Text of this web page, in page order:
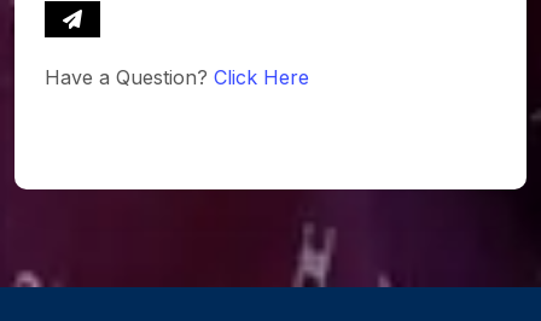
Have a Question? Click Here